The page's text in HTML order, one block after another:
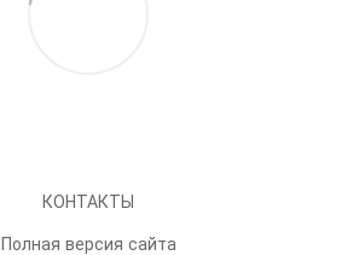
КОНТАКТЫ
Полная версия сайта